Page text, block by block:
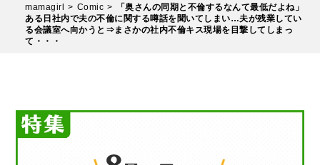
mamagirl Comic
「奥さんの同期と不倫するなんて最低だよね」
ある日社内で夫の不倫に関する噂話を聞いてしまい…夫が残業してい
る会議室へ向かうと⇒まさかの社内不倫キス現場を目撃してしまっ
て・・・